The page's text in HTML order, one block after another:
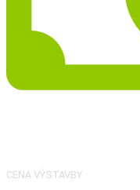
CENA VÝSTAVBY